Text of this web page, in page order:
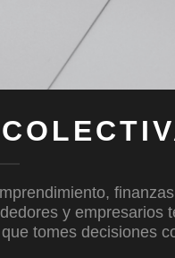
y empresarios
tomes decisiones